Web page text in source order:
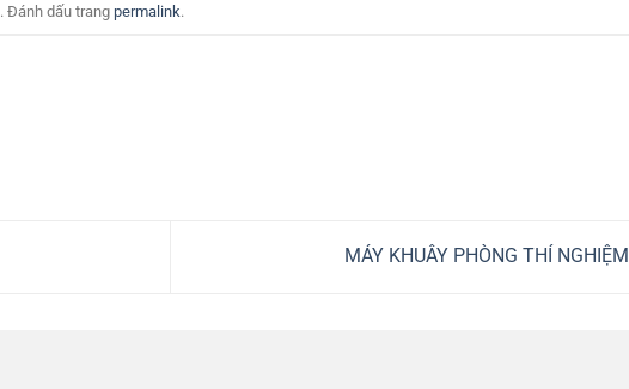
. Đánh dấu trang permalink.
MÁY KHUÂY PHÒNG THÍ NGHIỆM